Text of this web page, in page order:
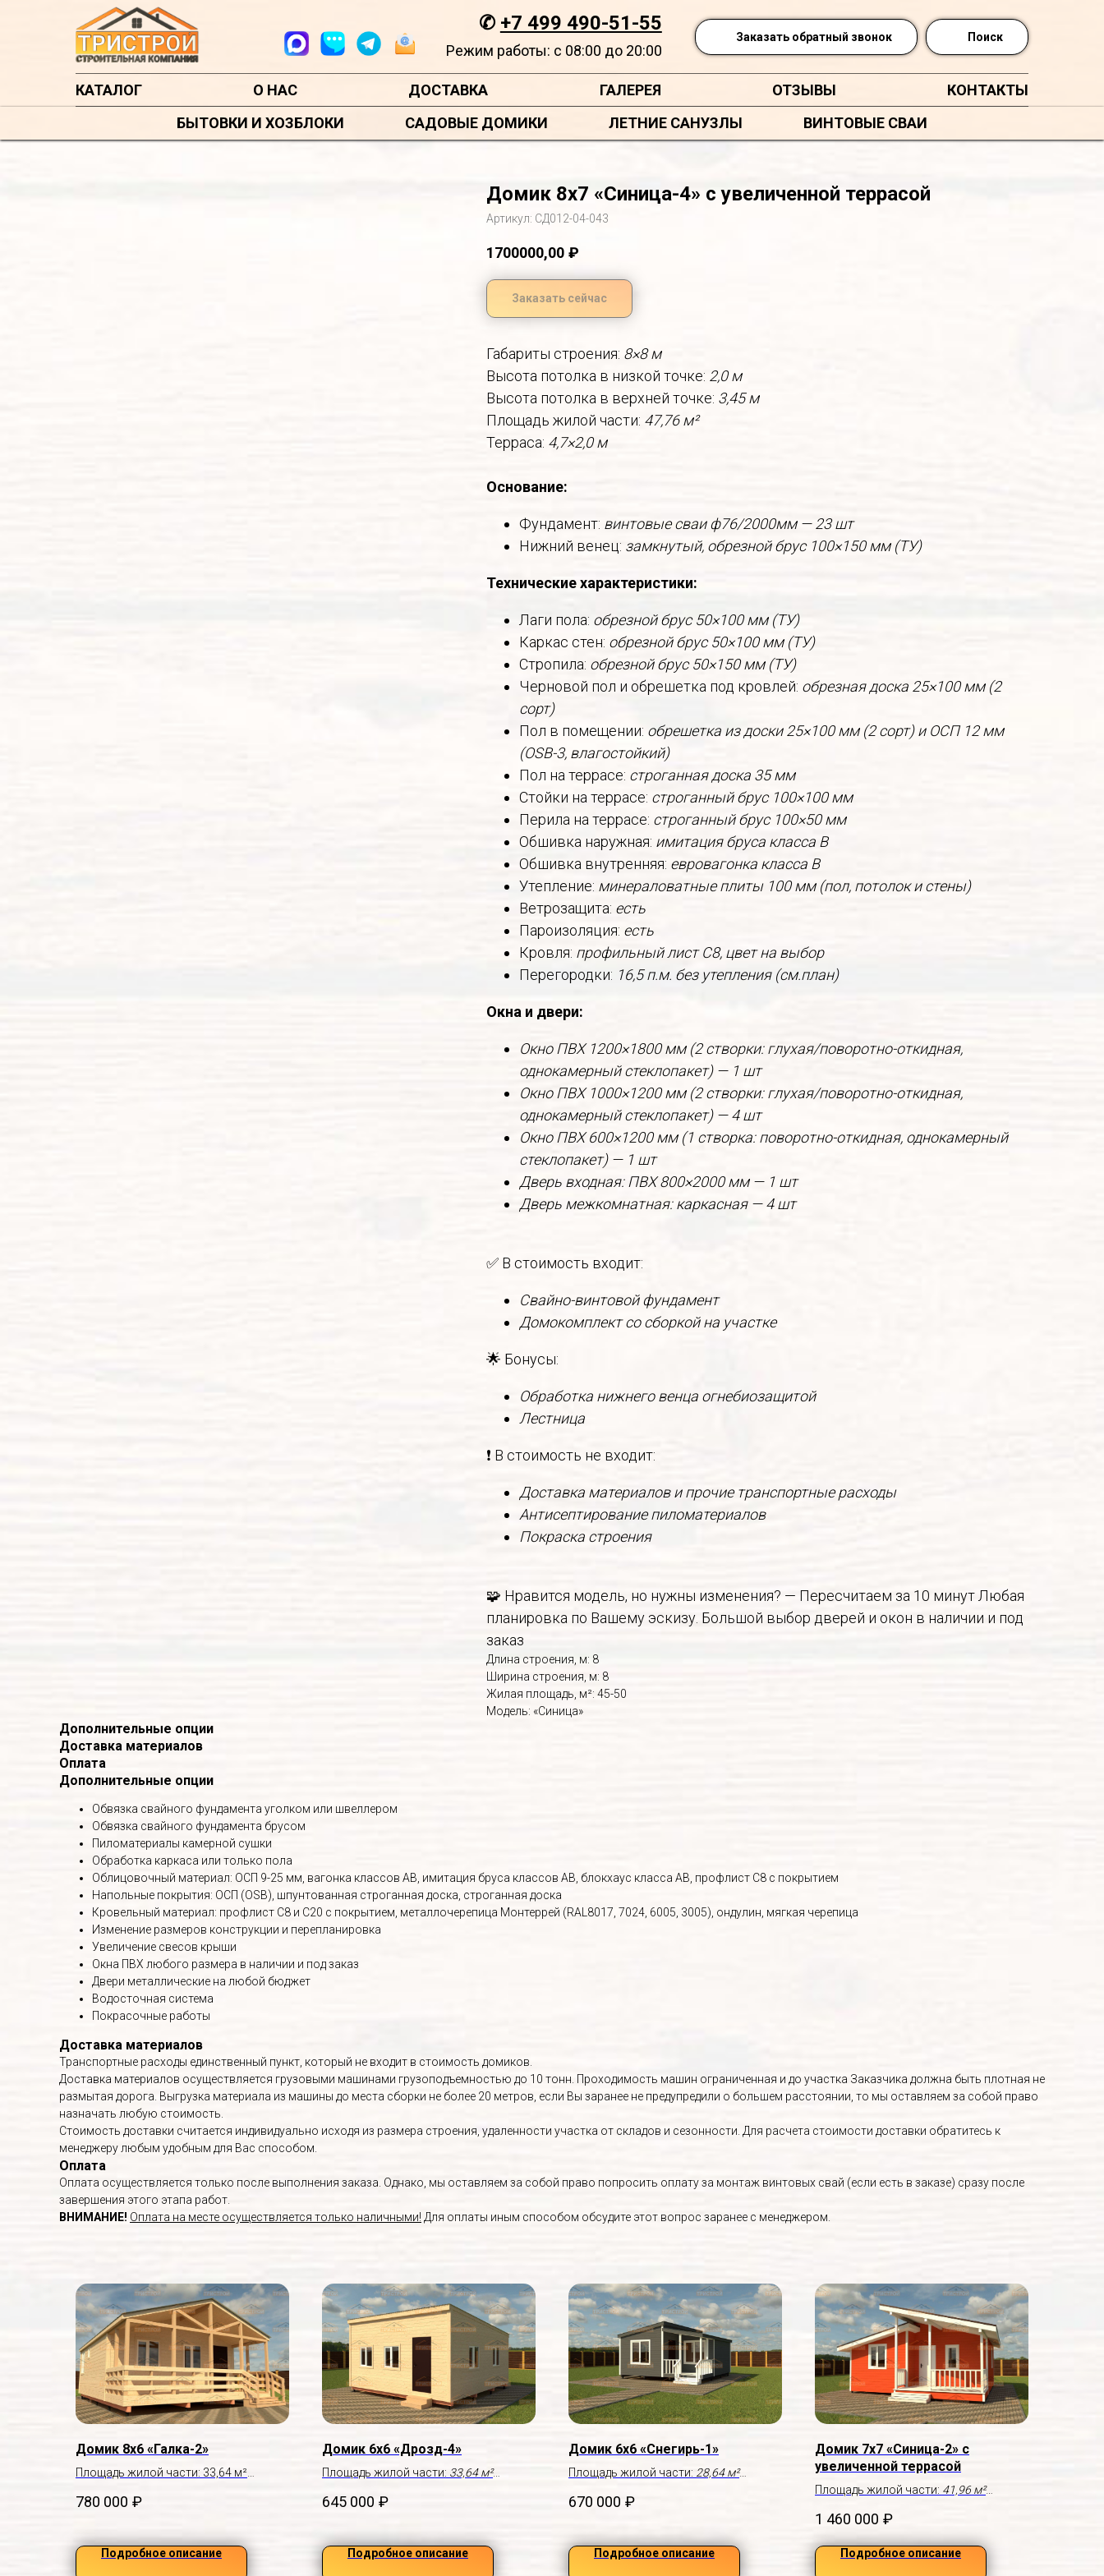
✆ +7 499 490-51-55
Режим работы: с 08:00 до 20:00
Заказать обратный звонок Поиск
КАТАЛОГ О НАС ДОСТАВКА ГАЛЕРЕЯ ОТЗЫВЫ
КОНТАКТЫ
БЫТОВКИ И ХОЗБЛОКИ
САДОВЫЕ ДОМИКИ ЛЕТНИЕ САНУЗЛЫ ВИНТОВЫЕ СВАИ
Домик 8х7 «Синица-4» с увеличенной террасой
Артикул: СД012-04-043
1700000,00 ₽
Заказать сейчас
Габариты строения: 8×8 м
Высота потолка в низкой точке: 2,0 м
Высота потолка в верхней точке: 3,45 м
Площадь жилой части: 47,76 м²
Терраса: 4,7×2,0 м
Основание:
Фундамент: винтовые сваи ф76/2000мм — 23 шт
Нижний венец: замкнутый, обрезной брус 100×150 мм (ТУ)
Технические характеристики:
Лаги пола: обрезной брус 50×100 мм (ТУ)
Каркас стен: обрезной брус 50×100 мм (ТУ)
Стропила: обрезной брус 50×150 мм (ТУ)
Черновой пол и обрешетка под кровлей: обрезная доска 25×100 мм (2
сорт)
Пол в помещении: обрешетка из доски 25×100 мм (2 сорт) и ОСП 12 мм
(OSB-3, влагостойкий)
Пол на террасе: строганная доска 35 мм
Стойки на террасе: строганный брус 100×100 мм
Перила на террасе: строганный брус 100×50 мм
Обшивка наружная: имитация бруса класса В
Обшивка внутренняя: евровагонка класса В
Утепление: минераловатные плиты 100 мм (пол, потолок и стены)
Ветрозащита: есть
Пароизоляция: есть
Кровля: профильный лист С8, цвет на выбор
Перегородки: 16,5 п.м. без утепления (см.план)
Окна и двери:
Окно ПВХ 1200×1800 мм (2 створки: глухая/поворотно-откидная,
однокамерный стеклопакет) — 1 шт
Окно ПВХ 1000×1200 мм (2 створки: глухая/поворотно-откидная,
однокамерный стеклопакет) — 4 шт
Окно ПВХ 600×1200 мм (1 створка: поворотно-откидная, однокамерный
стеклопакет) — 1 шт
Дверь входная: ПВХ 800×2000 мм — 1 шт
Дверь межкомнатная: каркасная — 4 шт
✅ В стоимость входит:
Свайно-винтовой фундамент
Домокомплект со сборкой на участке
🌟 Бонусы:
Обработка нижнего венца огнебиозащитой
Лестница
❗ В стоимость не входит:
Доставка материалов и прочие транспортные расходы
Антисептирование пиломатериалов
Покраска строения
🧩 Нравится модель, но нужны изменения? — Пересчитаем за 10 минут Любая
планировка по Вашему эскизу. Большой выбор дверей и окон в наличии и под
заказ
Длина строения, м: 8
Ширина строения, м: 8
Жилая площадь, м²: 45-50
Модель: «Синица»
Дополнительные опции
Доставка материалов
Оплата
Дополнительные опции
Обвязка свайного фундамента уголком или швеллером
Обвязка свайного фундамента брусом
Пиломатериалы камерной сушки
Обработка каркаса или только пола
Облицовочный материал: ОСП 9-25 мм, вагонка классов АВ, имитация бруса классов АВ, блокхаус класса АВ, профлист С8 с покрытием
Напольные покрытия: ОСП (OSB), шпунтованная строганная доска, строганная доска
Кровельный материал: профлист С8 и С20 с покрытием, металлочерепица Монтеррей (RAL8017, 7024, 6005, 3005), ондулин, мягкая черепица
Изменение размеров конструкции и перепланировка
Увеличение свесов крыши
Окна ПВХ любого размера в наличии и под заказ
Двери металлические на любой бюджет
Водосточная система
Покрасочные работы
Доставка материалов
Транспортные расходы единственный пункт, который не входит в стоимость домиков.
Доставка материалов осуществляется грузовыми машинами грузоподъемностью до 10 тонн. Проходимость машин ограниченная и до участка Заказчика должна быть плотная не
размытая дорога. Выгрузка материала из машины до места сборки не более 20 метров, если Вы заранее не предупредили о большем расстоянии, то мы оставляем за собой право
назначать любую стоимость.
Стоимость доставки считается индивидуально исходя из размера строения, удаленности участка от складов и сезонности. Для расчета стоимости доставки обратитесь к
менеджеру любым удобным для Вас способом.
Оплата
Оплата осуществляется только после выполнения заказа. Однако, мы оставляем за собой право попросить оплату за монтаж винтовых свай (если есть в заказе) сразу после
завершения этого этапа работ.
ВНИМАНИЕ! Оплата на месте осуществляется только наличными! Для оплаты иным способом обсудите этот вопрос заранее с менеджером.
Домик 8х6 «Галка-2»
Площадь жилой части: 33,64 м²
780 000 ₽
Подробное описание
Домик 6х6 «Дрозд-4»
Площадь жилой части: 33,64 м²
645 000 ₽
Подробное описание
Домик 6х6 «Снегирь-1»
Площадь жилой части: 28,64 м²
670 000 ₽
Подробное описание
Домик 7х7 «Синица-2» с
увеличенной террасой
Площадь жилой части: 41,96 м²
1 460 000 ₽
Подробное описание